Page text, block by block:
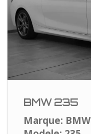
BMW 235
Marque: BMW